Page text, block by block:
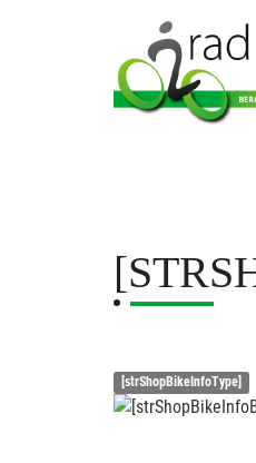
[strShopBikeInfoType]